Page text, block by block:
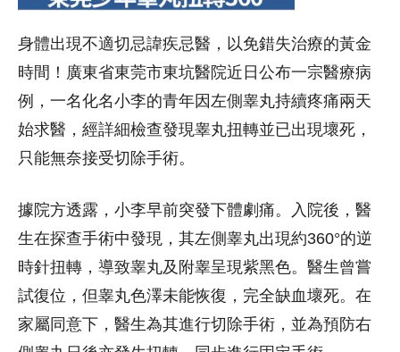
身體出現不適切忌諱疾忌醫，以免錯失治療的黃金
時間！廣東省東莞市東坑醫院近日公布一宗醫療病
例，一名化名小李的青年因左側睾丸持續疼痛兩天
始求醫，經詳細檢查發現睾丸扭轉並已出現壞死，
只能無奈接受切除手術。
據院方透露，小李早前突發下體劇痛。入院後，醫
生在探查手術中發現，其左側睾丸出現約360°的逆
時針扭轉，導致睾丸及附睾呈現紫黑色。醫生曾嘗
試復位，但睾丸色澤未能恢復，完全缺血壞死。在
家屬同意下，醫生為其進行切除手術，並為預防右